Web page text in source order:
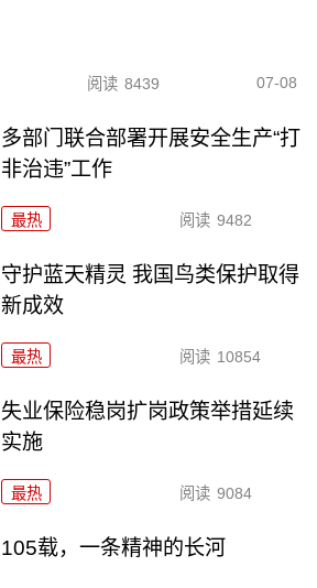
阅读 8439 07-08
多部门联合部署开展安全生产“打
非治违”工作
最热 阅读 9482
守护蓝天精灵 我国鸟类保护取得
新成效
最热 阅读 10854
失业保险稳岗扩岗政策举措延续
实施
最热 阅读 9084
105载，一条精神的长河